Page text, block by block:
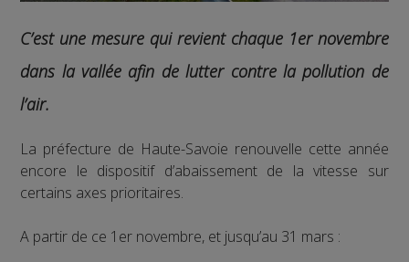
C’est une mesure qui revient chaque 1er novembre
dans la vallée afin de lutter contre la pollution de
l’air.
La préfecture de Haute-Savoie renouvelle cette année
encore le dispositif d’abaissement de la vitesse sur
certains axes prioritaires.
A partir de ce 1er novembre, et jusqu’au 31 mars :